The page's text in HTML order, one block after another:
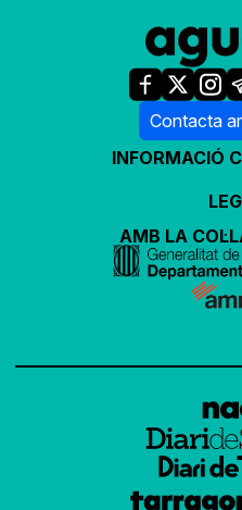
Contacta
INFORMACIÓ
AMB LA